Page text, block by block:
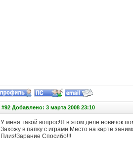
#92 Добавлено: 3 марта 2008 23:10
У меня такой вопрос!Я в этом деле новичок
Захожу в папку с играми Место на карте
Плиз!Зарание Спосибо!!!